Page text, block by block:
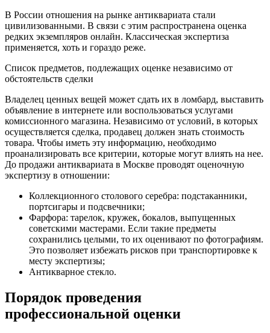
В России отношения на рынке антиквариата стали
цивилизованными. В связи с этим распространена оценка
редких экземпляров онлайн. Классическая экспертиза
применяется, хоть и гораздо реже.
Список предметов, подлежащих оценке независимо от
обстоятельств сделки
Владелец ценных вещей может сдать их в ломбард, выставить
объявление в интернете или воспользоваться услугами
комиссионного магазина. Независимо от условий, в которых
осуществляется сделка, продавец должен знать стоимость
товара. Чтобы иметь эту информацию, необходимо
проанализировать все критерии, которые могут влиять на нее.
До продажи антиквариата в Москве проводят оценочную
экспертизу в отношении:
Коллекционного столового серебра: подстаканники,
портсигары и подсвечники;
Фарфора: тарелок, кружек, бокалов, выпущенных
советскими мастерами. Если такие предметы
сохранились целыми, то их оценивают по фотографиям.
Это позволяет избежать рисков при транспортировке к
месту экспертизы;
Антикварное стекло.
Порядок проведения
профессиональной оценки